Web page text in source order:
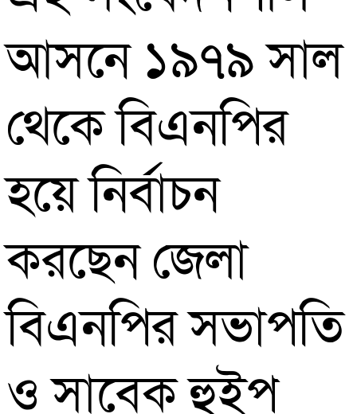
আসনে ১৯৭৯ সাল
থেকে বিএনপির
হয়ে নির্বাচন
করছেন জেলা
বিএনপির সভাপতি
ও সাবেক হুইপ